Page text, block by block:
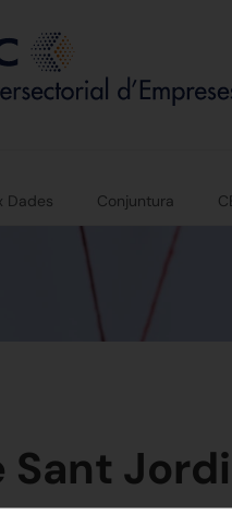
Dades Conjuntura
Sant Jordi